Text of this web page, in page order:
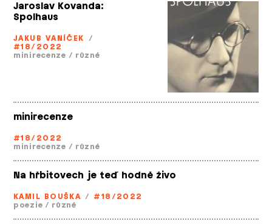
Jaroslav Kovanda:
Spolhaus
JAKUB VANÍČEK /
#18/2022
minirecenze / různé
minirecenze
#18/2022
minirecenze / různé
Na hřbitovech je teď hodně živo
KAMIL BOUŠKA / #18/2022
poezie / různé